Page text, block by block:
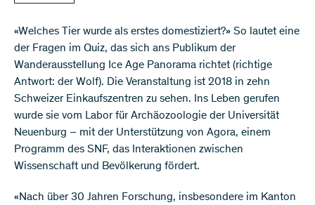
«Welches Tier wurde als erstes domestiziert?» So lautet eine
der Fragen im Quiz, das sich ans Publikum der
Wanderausstellung Ice Age Panorama richtet (richtige
Antwort: der Wolf). Die Veranstaltung ist 2018 in zehn
Schweizer Einkaufszentren zu sehen. Ins Leben gerufen
wurde sie vom Labor für Archäozoologie der Universität
Neuenburg – mit der Unterstützung von Agora, einem
Programm des SNF, das Interaktionen zwischen
Wissenschaft und Bevölkerung fördert.
«Nach über 30 Jahren Forschung, insbesondere im Kanton